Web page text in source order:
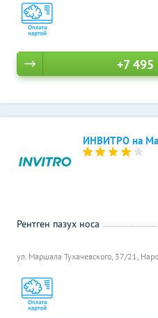
+7
ИНВИТРО на
ул. Маршала Тухачевского, 37/21,
Рентген пазух носа